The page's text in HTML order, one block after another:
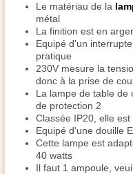
Le matériau de la
métal
La finition est en
Equipé d'un
pratique
230V mesure la
donc à la prise de
La lampe de table de
de protection 2
Classée IP20, elle
Equipé d'une douille
Cette lampe est
40 watts
Il faut 1 ampoule,